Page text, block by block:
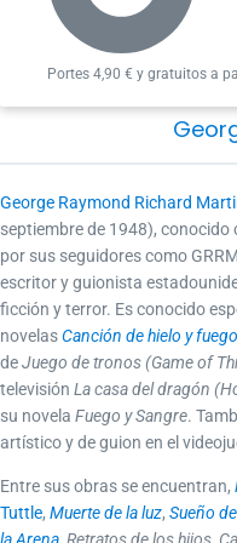
Portes 4,90 € y gratuitos a
George Raymond Richard
septiembre de 1948), conocido
por sus seguidores como
escritor y guionista
ficción y terror. Es conocido
novelasCanción de hielo y fuego
deJuego de tronos (Game of
televisión La casa del dragón
su novela Fuego y Sangre.
artístico y de guion en el
Entre sus obras se encuentran,
Tuttle, Muerte de la luz, Sueño